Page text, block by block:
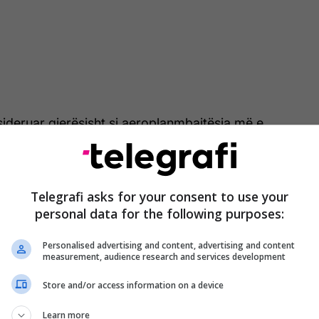
gjerësisht si aeroplanmbajtësja më e
përparuar në botë, u nis nga Stacioni Detar
qershorit 2025 dhe fillimisht u drejtua drejt Detit
për në Karaibe në tetor.
u detyrua të kthehej në Mesdhe muajin e kaluar
pasi një zjarr shpërtheu më 12 mars,
një port në Greqi.
Telegrafi asks for your consent to use your
personal data for the following purposes:
Personalised advertising and content, advertising and content
measurement, audience research and services development
Store and/or access information on a device
Learn more